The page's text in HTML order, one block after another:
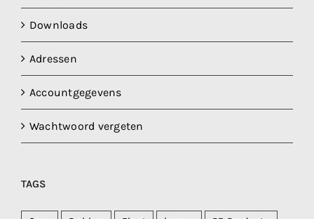
Downloads
Adressen
Accountgegevens
Wachtwoord vergeten
TAGS